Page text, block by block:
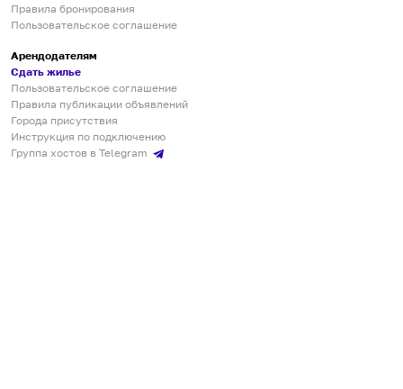
Правила бронирования
Пользовательское соглашение
Арендодателям
Сдать жилье
Пользовательское соглашение
Правила публикации объявлений
Города присутствия
Инструкция по подключению
Группа хостов в Telegram